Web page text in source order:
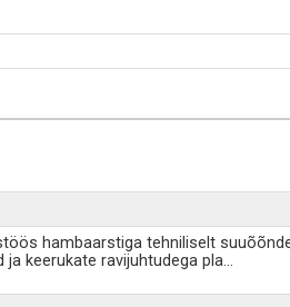
hambaarstiga tehniliselt
keerukate ravijuhtudega pla...